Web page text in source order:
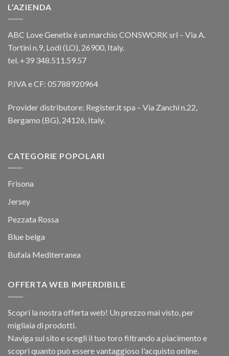
L’AZIENDA
ABC Love Genetix è un marchio CONSWORK srl – Via A.
Tortini n.9, Lodi (LO), 26900, Italy.
tel. +39 348.511.59.57
P.IVA e CF: 05788920964
Provider distributore: Register.it spa – Via Zanchi n.22,
Bergamo (BG), 24126, Italy.
CATEGORIE POPOLARI
Frisona
Jersey
Pezzata Rossa
Blue belga
Bufala Mediterranea
OFFERTA WEB IMPERDIBILE
Scopri la nostra offerta web! Un prezzo mai visto, per
migliaia di prodotti.
Naviga sul sito e scegli il tuo toro filtrando a piacimento e
scopri quanto può essere vantaggioso l'acquisto online.